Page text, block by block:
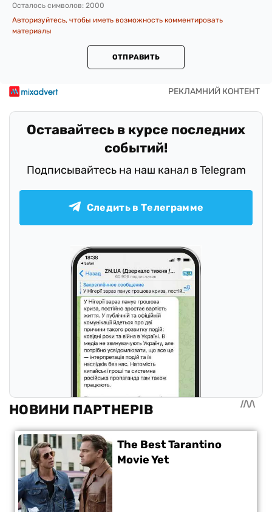
Осталось символов: 2000
Авторизуйтесь, чтобы иметь возможность комментировать
материалы
ОТПРАВИТЬ
Оставайтесь в курсе последних
событий!
Подписывайтесь на наш канал в Telegram
Следить в Телеграмме